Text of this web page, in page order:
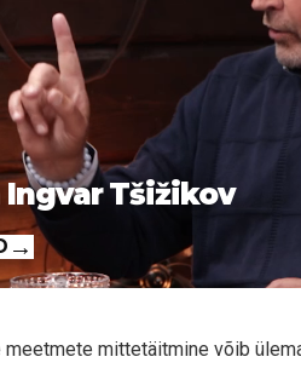
Ingvar Tšižikov
mittetäitmine võib